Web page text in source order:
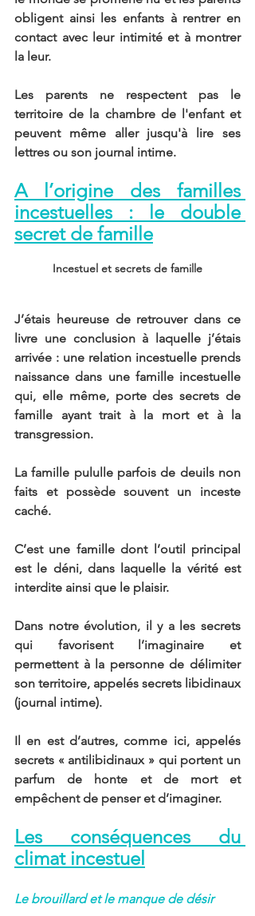
obligent ainsi les enfants à rentrer en
contact avec leur intimité et à montrer
la leur.
Les parents ne respectent pas le
territoire de la chambre de l'enfant et
peuvent même aller jusqu'à lire ses
lettres ou son journal intime.
A l’origine des familles
incestuelles : le double
secret de famille
Incestuel et secrets de famille
J’étais heureuse de retrouver dans ce
livre une conclusion à laquelle j’étais
arrivée : une relation incestuelle prends
naissance dans une famille incestuelle
qui, elle même, porte des secrets de
famille ayant trait à la mort et à la
transgression.
La famille pululle parfois de deuils non
faits et possède souvent un inceste
caché.
C’est une famille dont l’outil principal
est le déni, dans laquelle la vérité est
interdite ainsi que le plaisir.
Dans notre évolution, il y a les secrets
qui favorisent l’imaginaire et
permettent à la personne de délimiter
son territoire, appelés secrets libidinaux
(journal intime).
Il en est d’autres, comme ici, appelés
secrets « antilibidinaux » qui portent un
parfum de honte et de mort et
empêchent de penser et d’imaginer.
Les conséquences du
climat incestuel
Le brouillard et le manque de désir